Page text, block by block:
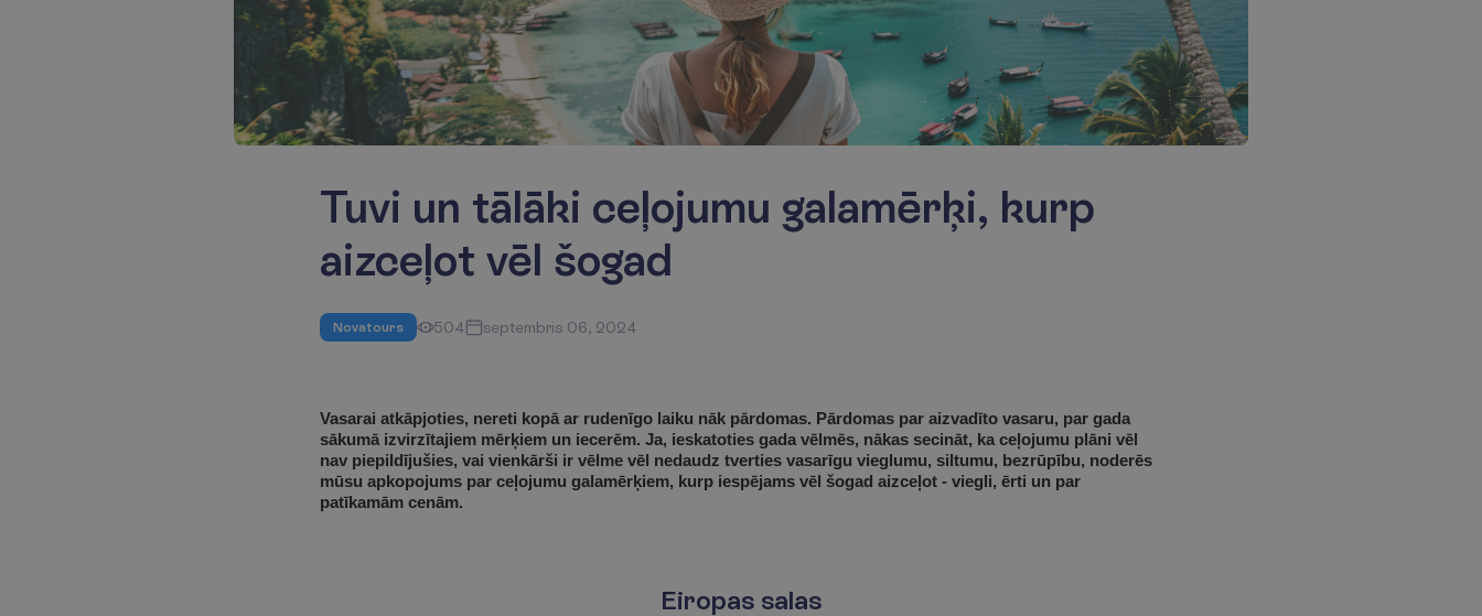
Tuvi un tālāki ceļojumu galamērķi, kurp
aizceļot vēl šogad
Novatours 504 septembris 06, 2024
Vasarai atkāpjoties, nereti kopā ar rudenīgo laiku nāk pārdomas. Pārdomas par aizvadīto vasaru, par gada
sākumā izvirzītajiem mērķiem un iecerēm. Ja, ieskatoties gada vēlmēs, nākas secināt, ka ceļojumu plāni vēl
nav piepildījušies, vai vienkārši ir vēlme vēl nedaudz tverties vasarīgu vieglumu, siltumu, bezrūpību, noderēs
mūsu apkopojums par ceļojumu galamērķiem, kurp iespējams vēl šogad aizceļot - viegli, ērti un par
patīkamām cenām.
Eiropas salas